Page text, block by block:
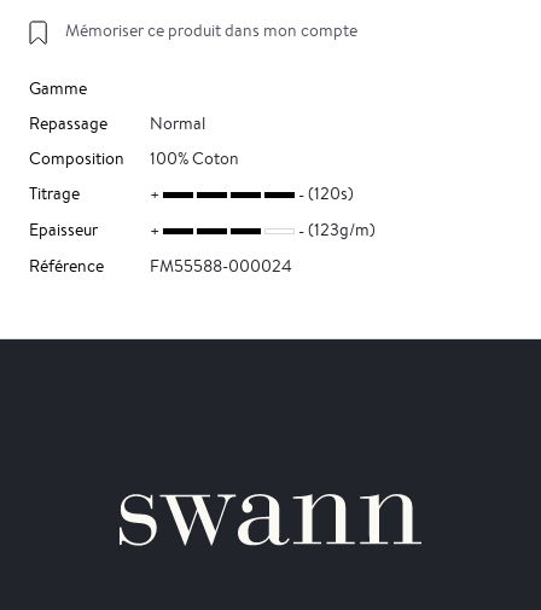
Mémoriser ce produit dans mon compte
Gamme
Repassage
Normal
Composition
100% Coton
Titrage
(120s)
Epaisseur
(123g/m)
Référence
FM55588-000024